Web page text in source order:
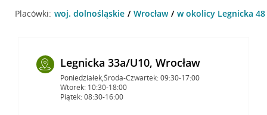
Placówki: woj. dolnośląskie Wrocław w okolicy Legnicka 48
Legnicka 33a/U10, Wrocław
Poniedziałek,Środa-Czwartek: 09:30-17:00
Wtorek: 10:30-18:00
Piątek: 08:30-16:00